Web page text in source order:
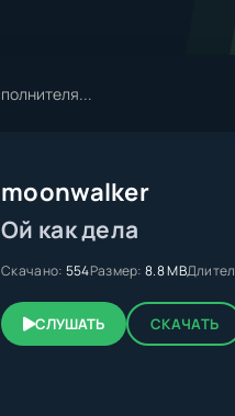
moonwalker
Ой как дела
Скачано: 554Размер: 8.8 MB
СЛУШАТЬ СКАЧАТЬ